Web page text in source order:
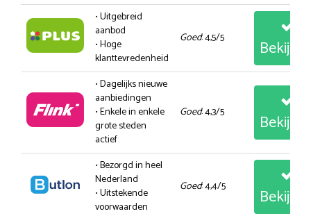
• Uitgebreid
aanbod
• Hoge
klanttevredenheid
Goed: 4,5/5
• Dagelijks nieuwe
aanbiedingen
• Enkele in enkele
grote steden
actief
Goed: 4,3/5
• Bezorgd in heel
Nederland
• Uitstekende
voorwaarden
Goed: 4,4/5